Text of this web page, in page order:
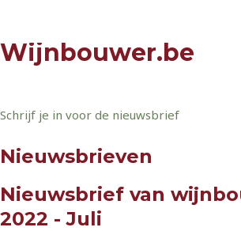
de
inhoud
Jouw informatiebron
Wijnbouwer.be
Schrijf je in voor de nieuwsbrief
Nieuwsbrieven
Nieuwsbrief van
2022 - Juli